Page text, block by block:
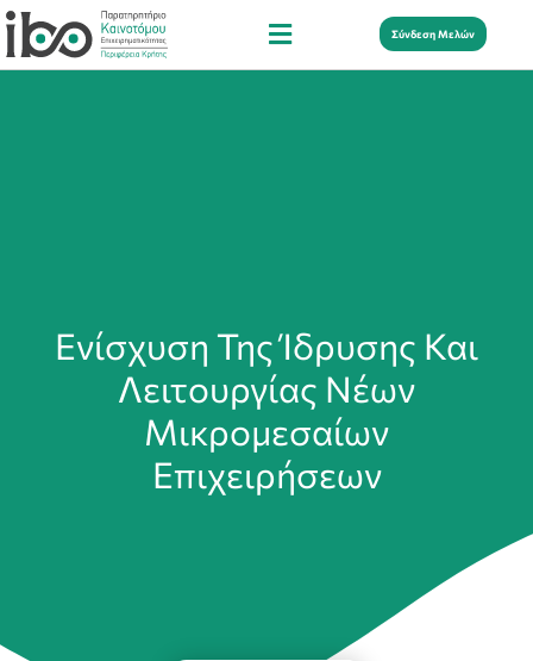
Σύνδεση Μελών
Ενίσχυση Της Ίδρυσης Και
Λειτουργίας Νέων
Μικρομεσαίων
Επιχειρήσεων